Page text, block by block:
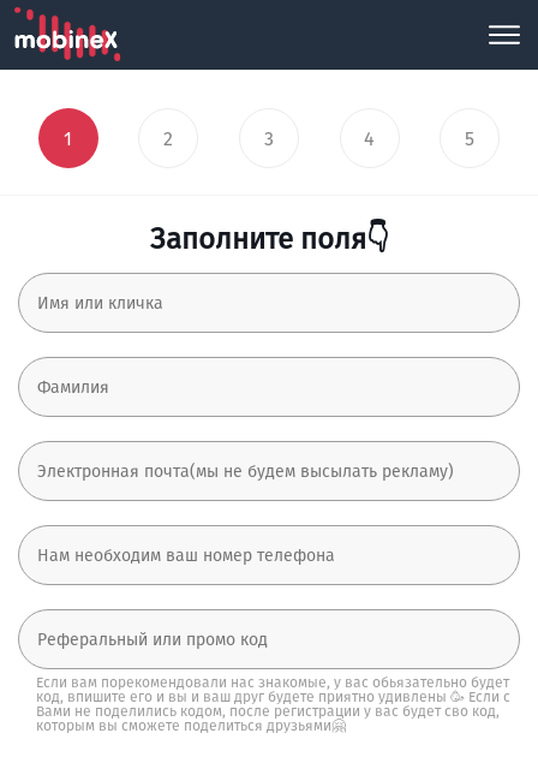
1 2 3 4 5
Заполните поля👇
Если вам порекомендовали нас знакомые, у вас обьязательно будет
код, впишите его и вы и ваш друг будете приятно удивлены 🥳 Если с
Вами не поделились кодом, после регистрации у вас будет сво код,
которым вы сможете поделиться друзьями🤗